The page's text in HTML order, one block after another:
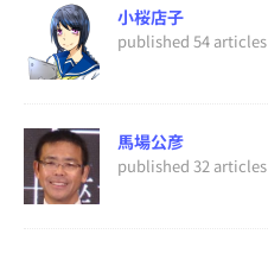
小桜店子
published 54 articles
馬場公彦
published 32 articles